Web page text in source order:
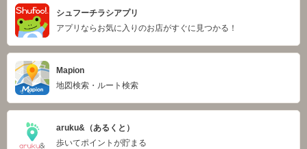
シュフーチラシアプリ
アプリならお気に入りのお店がすぐに見つかる！
Mapion
地図検索・ルート検索
aruku&（あるくと）
歩いてポイントが貯まる